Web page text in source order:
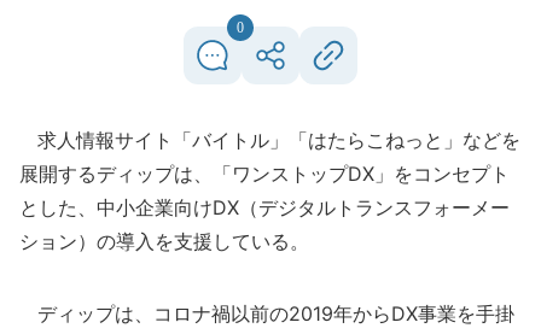
0
求人情報サイト「バイトル」「はたらこねっと」などを
展開するディップは、「ワンストップDX」をコンセプト
とした、中小企業向けDX（デジタルトランスフォーメー
ション）の導入を支援している。
ディップは、コロナ禍以前の2019年からDX事業を手掛